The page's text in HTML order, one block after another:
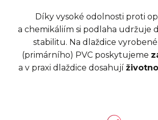
Díky vysoké odolnosti proti
a chemikáliím si podlaha udržuje
stabilitu. Na dlaždice
(primárního) PVC poskytujeme
a v praxi dlaždice dosahují